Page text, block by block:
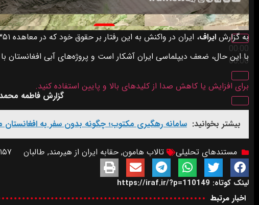
00:00
00:00
برای افزایش یا کاهش صدا از کلیدهای بالا و پایین استفاده کنید.
به گزارش ایراف، ایران در واکنش به این رفتار بر حقوق خود که در معاهده‌ ۱۳۵۱ آمده تأکید دارد.
با این حال، ضعف دیپلماسی ایران آشکار است و پروژه‌های آبی
گزارش فاطمه
بیشتر بخوانید: سامانه رهگیری مکتوب؛ چگونه بدون سفر به
مستندهای تحلیلی تالاب هامون, حقابه ایران از هیرمند, طالبان ۱۵۷
لینک کوتاه: https://iraf.ir/?p=110149
اخبار مرتبط